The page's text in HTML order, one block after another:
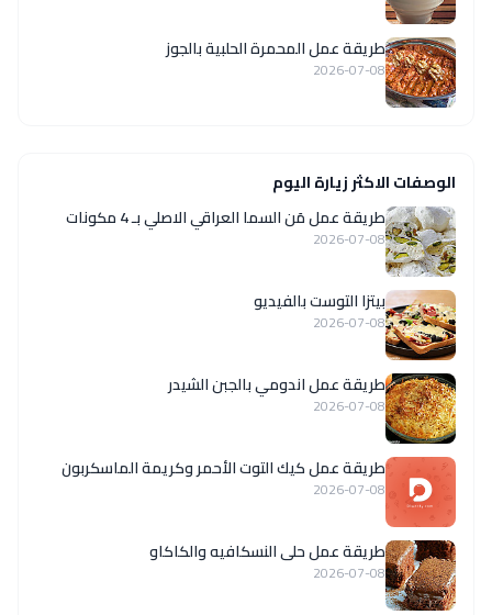
طريقة عمل المحمرة الحلبية بالجوز
2026-07-08
الوصفات الاكثر زيارة اليوم
طريقة عمل مَن السما العراقي الاصلي بـ 4 مكونات
2026-07-08
بيتزا التوست بالفيديو
2026-07-08
طريقة عمل اندومي بالجبن الشيدر
2026-07-08
طريقة عمل كيك التوت الأحمر وكريمة الماسكربون
2026-07-08
طريقة عمل حلى النسكافيه والكاكاو
2026-07-08